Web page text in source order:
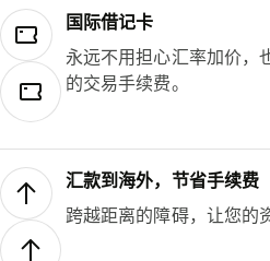
国际借记卡
永远不用担心汇率加价，
的交易手续费。
汇款到海外，节省手续费
跨越距离的障碍，让您的